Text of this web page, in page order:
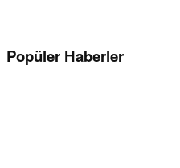
Popüler Haberler